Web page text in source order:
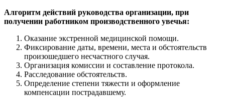
Алгоритм действий руководства организации, при
получении работником производственного увечья:
Оказание экстренной медицинской помощи.
Фиксирование даты, времени, места и обстоятельств
произошедшего несчастного случая.
Организация комиссии и составление протокола.
Расследование обстоятельств.
Определение степени тяжести и оформление
компенсации пострадавшему.